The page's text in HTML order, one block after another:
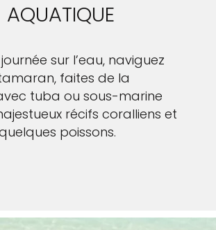
AQUATIQUE
sur l’eau, naviguez
faites de la
tuba ou sous-marine
récifs coralliens et
poissons.